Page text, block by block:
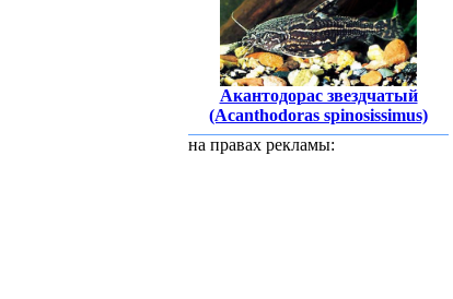
Акантодорас звездчатый
(Acanthodoras spinosissimus)
на правах рекламы: